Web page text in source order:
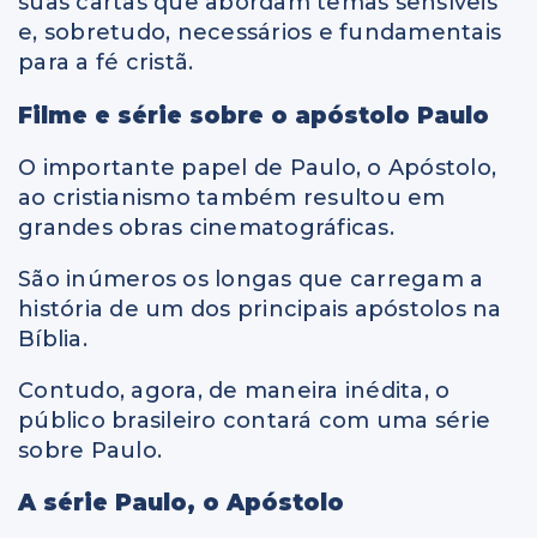
e, sobretudo, necessários e fundamentais
para a fé cristã.
Filme e série sobre o apóstolo Paulo
O importante papel de Paulo, o Apóstolo,
ao cristianismo também resultou em
grandes obras cinematográficas.
São inúmeros os longas que carregam a
história de um dos principais apóstolos na
Bíblia.
Contudo, agora, de maneira inédita, o
público brasileiro contará com uma série
sobre Paulo.
A série Paulo, o Apóstolo